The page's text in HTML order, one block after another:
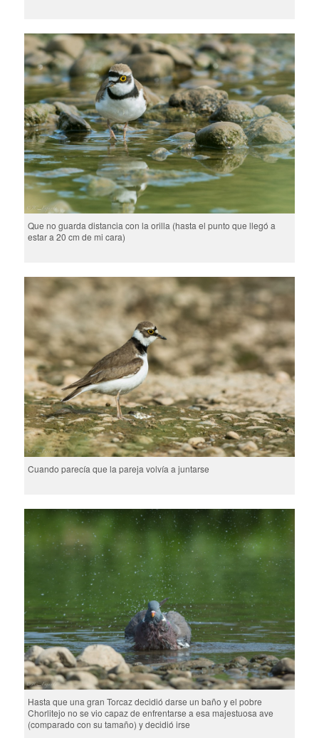
Que no guarda distancia con la orilla (hasta el punto que llegó a
estar a 20 cm de mi cara)
Cuando parecía que la pareja volvía a juntarse
Hasta que una gran Torcaz decidió darse un baño y el pobre
Chorlitejo no se vio capaz de enfrentarse a esa majestuosa ave
(comparado con su tamaño) y decidió irse